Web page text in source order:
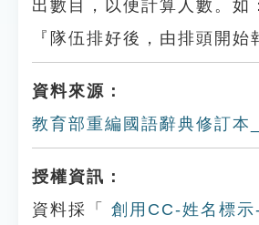
出數目，以便計算人數。如
『隊伍排好後，由排頭開始
資料來源：
教育部重編國語辭典修訂本
授權資訊：
資料採「
創用CC-姓名標